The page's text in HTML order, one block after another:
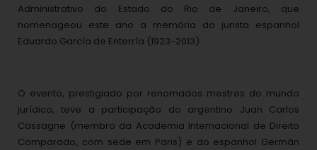
Administrativo do Estado do Rio de Janeiro, que
homenageou este ano a memória do jurista espanhol
Eduardo García de Enterría (1923-2013).
O evento, prestigiado por renomados mestres do mundo
jurídico, teve a participação do argentino Juan Carlos
Cassagne (membro da Academia Internacional de Direito
Comparado, com sede em Paris) e do espanhol Germán